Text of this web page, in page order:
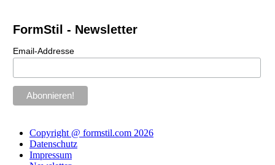
FormStil - Newsletter
Email-Addresse
Copyright @ formstil.com 2026
Datenschutz
Impressum